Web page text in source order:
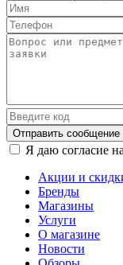
Отправить сообщение
Я даю согласие
Акции и
Бренды
Магазины
Услуги
О магазине
Новости